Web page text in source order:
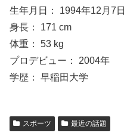
生年月日： 1994年12月7日
身長： 171 cm
体重： 53 kg
プロデビュー： 2004年
学歴： 早稲田大学
スポーツ 最近の話題